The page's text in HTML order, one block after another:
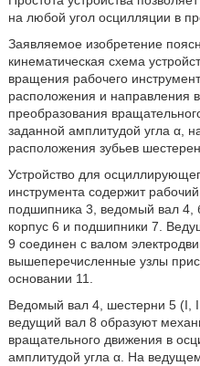
на любой угол осцилляции в
Заявляемое изобретение
кинематическая схема
вращения рабочего
расположения и направления
преобразования
заданной амплитудой угла α,
расположения зубьев
Устройство для
инструмента содержит
подшипника 3, ведомый вал 4,
корпус 6 и подшипники 7.
9 соединен с валом
вышеперечисленные узлы
основании 11.
Ведомый вал 4, шестерни 5 (I,
ведущий вал 8 образуют
вращательного движения в
амплитудой угла α. На